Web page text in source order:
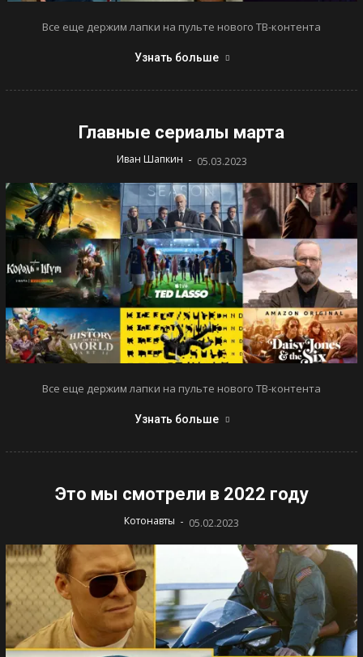
Все еще держим лапки на пульте нового ТВ-контента
Узнать больше
Главные сериалы марта
Иван Шапкин - 05.03.2023
Все еще держим лапки на пульте нового ТВ-контента
Узнать больше
Это мы смотрели в 2022 году
Котонавты - 05.02.2023